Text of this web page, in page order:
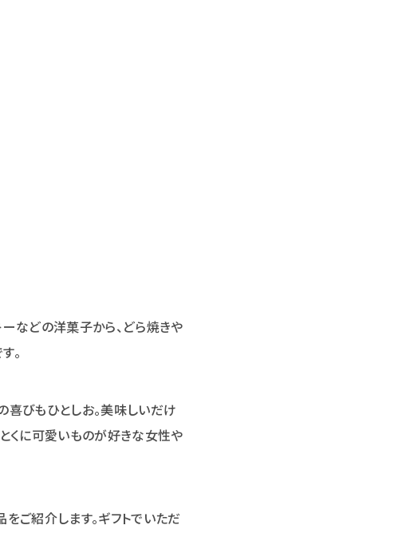
などの洋菓子から、どら焼きや
。
喜びもひとしお。美味しいだけ
くに可愛いものが好きな女性や
ご紹介します。ギフトでいただ